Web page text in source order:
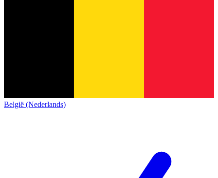
België (Nederlands)